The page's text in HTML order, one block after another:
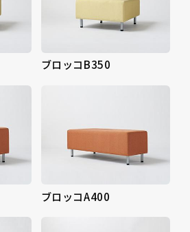
ブロッコB350
ブロッコA400